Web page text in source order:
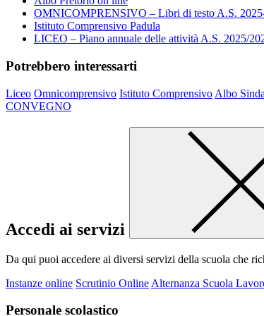
OMNICOMPRENSIVO – Libri di testo A.S.
Istituto Comprensivo Padula
LICEO – Piano annuale delle attività A.S. 2025/
Potrebbero interessarti
Liceo Omnicomprensivo Istituto Comprensivo Albo
CONVEGNO
Accedi ai servizi
Da qui puoi accedere ai diversi servizi della scuola che
Instanze online Scrutinio Online Alternanza Scuola
Personale scolastico